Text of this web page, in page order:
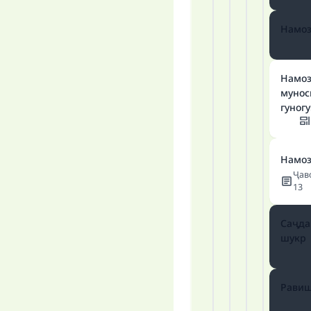
13
шукр